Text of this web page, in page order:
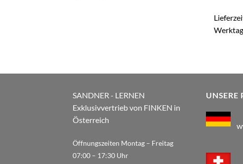
SANDNER - LERNEN
Exklusivvertrieb von FINKEN in
Österreich
Öffnungszeiten Montag – Freitag
07:00 – 17:30 Uhr
UNSERE